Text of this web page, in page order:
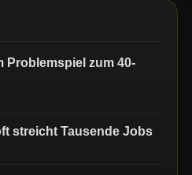
Problemspiel zum 40-
streicht Tausende Jobs